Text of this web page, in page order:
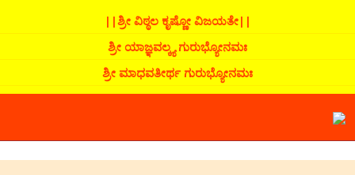
||ಶ್ರೀ ವಿಠ್ಠಲ ಕೃಷ್ಣೋ ವಿಜಯತೇ||
ಶ್ರೀ ಯಾಜ್ಞವಲ್ಕ್ಯ ಗುರುಭ್ಯೋನಮಃ
ಶ್ರೀ ಮಾಧವತೀರ್ಥ ಗುರುಭ್ಯೋನಮಃ